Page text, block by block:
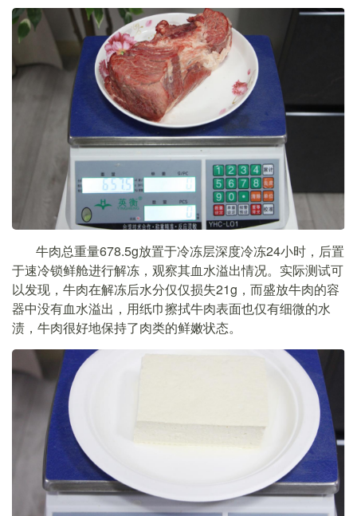
牛肉总重量678.5g放置于冷冻层深度冷冻24小时，后置
于速冷锁鲜舱进行解冻，观察其血水溢出情况。实际测试可
以发现，牛肉在解冻后水分仅仅损失21g，而盛放牛肉的容
器中没有血水溢出，用纸巾擦拭牛肉表面也仅有细微的水
渍，牛肉很好地保持了肉类的鲜嫩状态。